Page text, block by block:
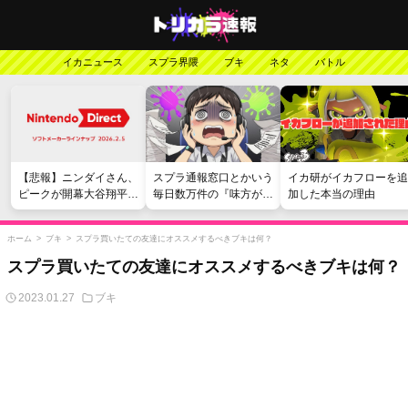
イカニュース スプラ界隈 ブキ ネタ バトル
【悲報】ニンダイさん、
ピークが開幕大谷翔平の
がっかりダイレクトだっ
たと言われてしまう
スプラ通報窓口とかいう
毎日数万件の『味方が弱
い』愚痴を読まされる苦
行
イカ研がイカフローを追
加した本当の理由
ホーム > ブキ > スプラ買いたての友達にオススメするべきブキは何？
スプラ買いたての友達にオススメするべきブキは何？
2023.01.27 ブキ